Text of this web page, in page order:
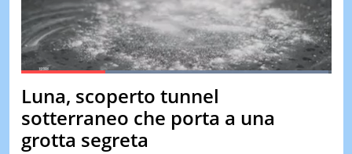
& TV
QUIZ
&
TEST
Pause Unmute
Loaded:99.23%
Luna, scoperto tunnel
sotterraneo che porta a una
grotta segreta